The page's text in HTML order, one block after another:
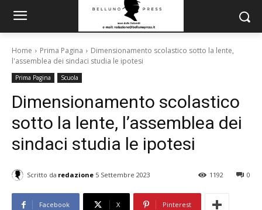
Home Prima Pagina
Dimensionamento scolastico sotto la lente,
l'assemblea dei sindaci studia le ipotesi
Prima Pagina Scuola
Dimensionamento scolastico
sotto la lente, l’assemblea dei
sindaci studia le ipotesi
Scritto da redazione 5 Settembre 2023 0
1192
Facebook X Pinterest